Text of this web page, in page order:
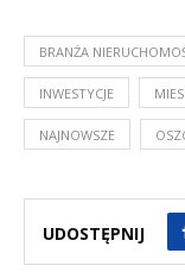
BRANŻA
INWESTYCJE
NAJNOWSZE
UDOSTĘPNIJ